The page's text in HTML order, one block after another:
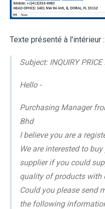
Texte présenté à l'intérieur :
Subject: INQUIRY
Hello -
Purchasing Manager
Bhd
I believe you are a
We are interested to
supplier if you could
quality of products with
Could you please send
the following